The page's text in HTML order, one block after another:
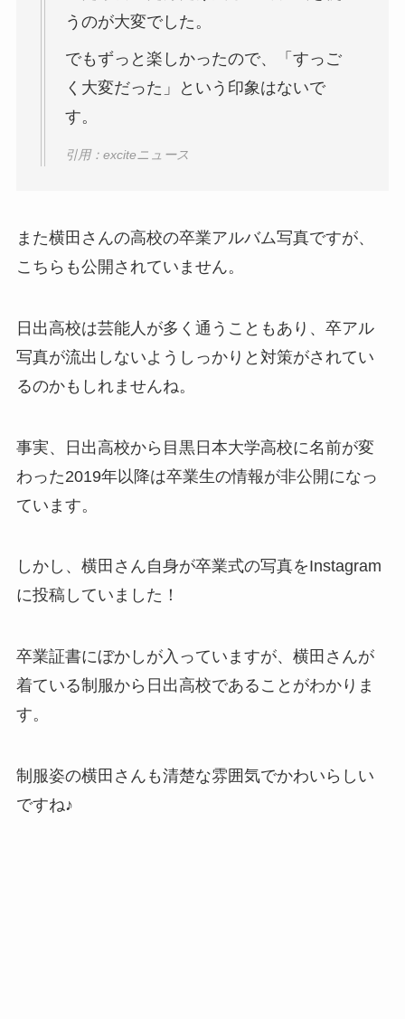
うのが大変でした。
でもずっと楽しかったので、「すっご
く大変だった」という印象はないで
す。
引用：exciteニュース
また横田さんの高校の卒業アルバム写真ですが、
こちらも公開されていません。
日出高校は芸能人が多く通うこともあり、卒アル
写真が流出しないようしっかりと対策がされてい
るのかもしれませんね。
事実、日出高校から目黒日本大学高校に名前が変
わった2019年以降は卒業生の情報が非公開になっ
ています。
しかし、横田さん自身が卒業式の写真をInstagram
に投稿していました！
卒業証書にぼかしが入っていますが、横田さんが
着ている制服から日出高校であることがわかりま
す。
制服姿の横田さんも清楚な雰囲気でかわいらしい
ですね♪